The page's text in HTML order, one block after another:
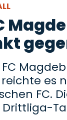
FC
es
FC.